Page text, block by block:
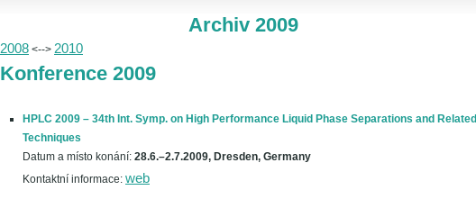
Archiv 2009
2008 <--> 2010
Konference 2009
HPLC 2009 – 34th Int. Symp. on High Performance Liquid Phase Separations and Related
Techniques
Datum a místo konání: 28.6.–2.7.2009, Dresden, Germany
Kontaktní informace: web